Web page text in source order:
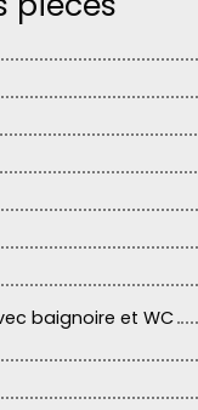
baignoire et WC